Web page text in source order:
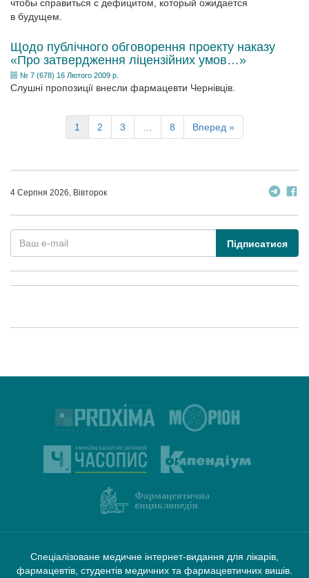
чтобы справиться с дефицитом, который ожидается
в будущем.
Щодо публічного обговорення проекту наказу
«Про затвердження ліцензійних умов…»
№ 7 (678) 16 Лютого 2009 р.
Слушні пропозиції внесли фармацевти Чернівців.
1 2 3 8 Вперед »
4 Серпня 2026, Вівторок
Підписатися
Спеціалізоване медичне інтернет-видання для лікарів,
фармацевтів, студентів медичних та фармацевтичних вишів.